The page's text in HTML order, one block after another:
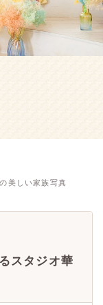
美しい家族写真
スタジオ華